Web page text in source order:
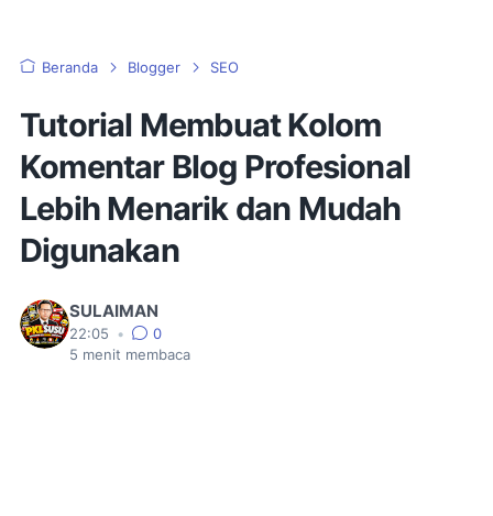
Beranda Blogger SEO
Tutorial Membuat Kolom
Komentar Blog Profesional
Lebih Menarik dan Mudah
Digunakan
SULAIMAN
22:05 •
0
5 menit membaca